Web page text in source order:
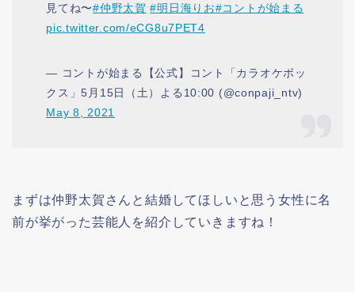
見てね〜#仲野太賀 #明日海りお#コントが始まる
pic.twitter.com/eCG8u7PET4
— コントが始まる【公式】コント「カラオケボッ
クス」5月15日（土）よる10:00 (@conpaji_ntv)
May 8, 2021
まずは仲野太賀さんと結婚してほしいと思う女性に名
前が挙がった芸能人を紹介していきますね！